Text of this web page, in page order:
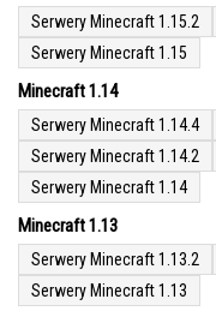
Serwery Minecraft 1.15.2
Serwery Minecraft 1.15
Minecraft 1.14
Serwery Minecraft 1.14.4
Serwery Minecraft 1.14.2
Serwery Minecraft 1.14
Minecraft 1.13
Serwery Minecraft 1.13.2
Serwery Minecraft 1.13